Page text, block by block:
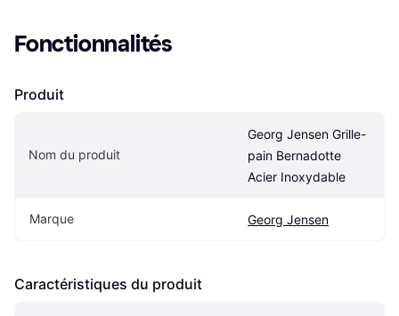
Fonctionnalités
Produit
Nom du produit
Georg Jensen Grille-
pain Bernadotte
Acier Inoxydable
Marque Georg Jensen
Caractéristiques du produit